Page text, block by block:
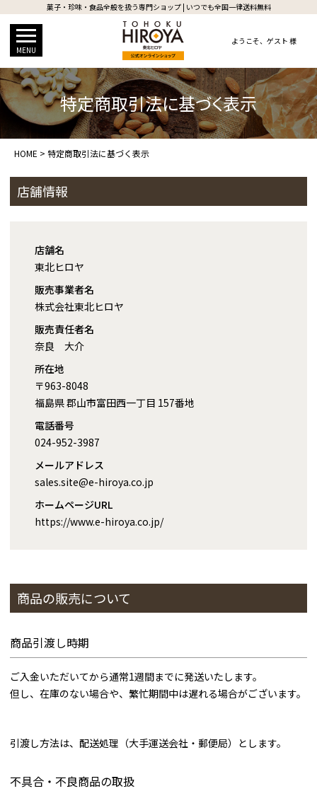
菓子・珍味・食品全般を扱う専門ショップ | いつでも全国一律送料無料
MENU
ようこそ、ゲスト 様
特定商取引法に基づく表示
HOME 特定商取引法に基づく表示
店舗情報
店舗名
東北ヒロヤ
販売事業者名
株式会社東北ヒロヤ
販売責任者名
奈良 大介
所在地
〒963-8048
福島県 郡山市富田西一丁目 157番地
電話番号
024-952-3987
メールアドレス
sales.site@e-hiroya.co.jp
ホームページURL
https://www.e-hiroya.co.jp/
商品の販売について
商品引渡し時期
ご入金いただいてから通常1週間までに発送いたします。
但し、在庫のない場合や、繁忙期間中は遅れる場合がございます。
引渡し方法は、配送処理（大手運送会社・郵便局）とします。
不具合・不良商品の取扱